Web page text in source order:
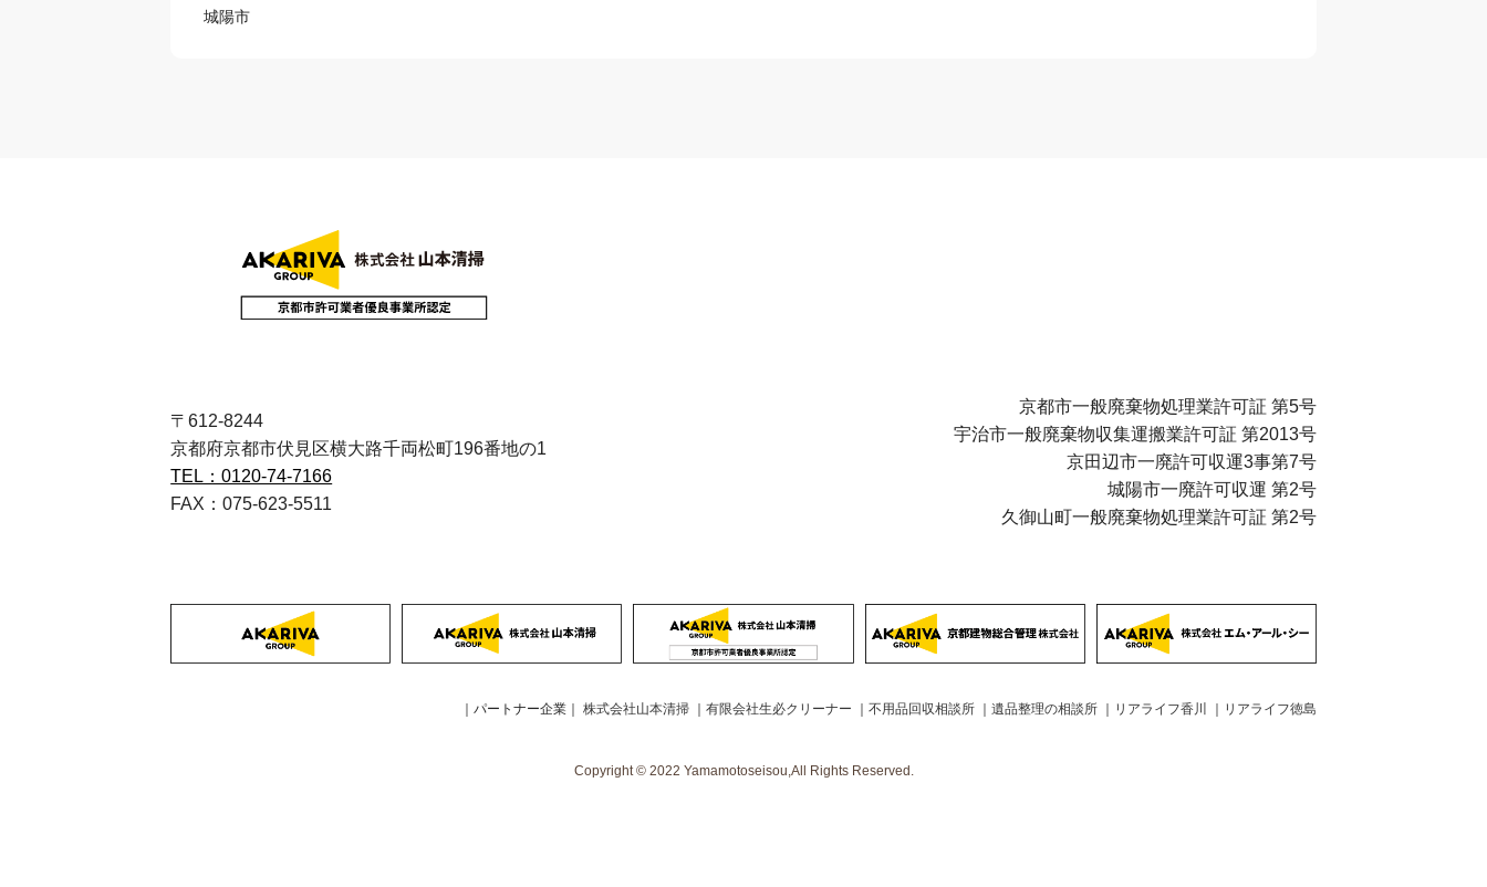
城陽市
〒612-8244
京都府京都市伏見区横大路千両松町196番地の1
TEL：0120-74-7166
FAX：075-623-5511
京都市一般廃棄物処理業許可証 第5号
宇治市一般廃棄物収集運搬業許可証 第2013号
京田辺市一廃許可収運3事第7号
城陽市一廃許可収運 第2号
久御山町一般廃棄物処理業許可証 第2号
｜パートナー企業｜ 株式会社山本清掃｜ 有限会社生必クリーナー 不用品回収相談所｜ 遺品整理の相談所 リアライフ香川 リアライフ徳島
Copyright © 2022 Yamamotoseisou,All Rights Reserved.